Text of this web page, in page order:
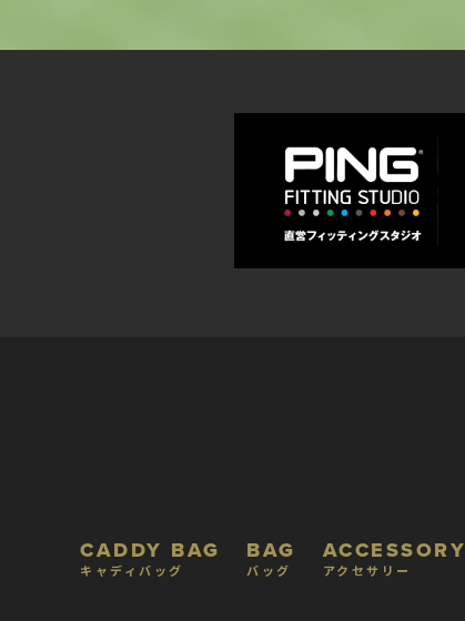
CADDY BAG
キャディバッグ
BAG
バッグ
ACCESSORY
アクセサリー